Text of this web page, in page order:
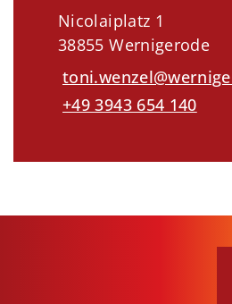
Nicolaiplatz 1
38855 Wernigerode
+49 3943 654 140